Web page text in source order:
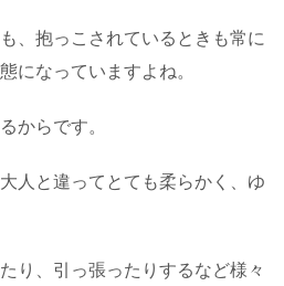
、抱っこされているときも常に
になっていますよね。
からです。
人と違ってとても柔らかく、ゆ
り、引っ張ったりするなど様々